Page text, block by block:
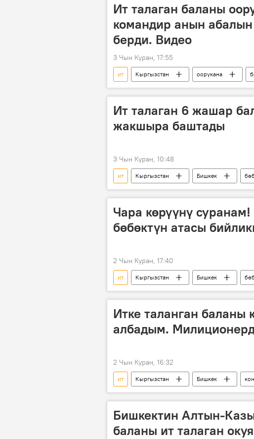
Ит талаган баланы
командир анын
берди. Видео
3 Чын Куран, 17:55
ит Кыргызстан оорукана
Ит талаган 6 жашар
жакшыра баштады
3 Чын Куран, 10:48
ит Кыргызстан Бишкек
кайра жандандыруу бөлүмү
дарыгер
Чара көрүүнү суранам!
бөбөктүн атасы
2 Чын Куран, 17:40
ит Кыргызстан Бишкек
Итке таланган
албадым.
2 Чын Куран, 16:32
ит Кыргызстан Бишкек
Бишкектин Алтын-
баланы ит талаган